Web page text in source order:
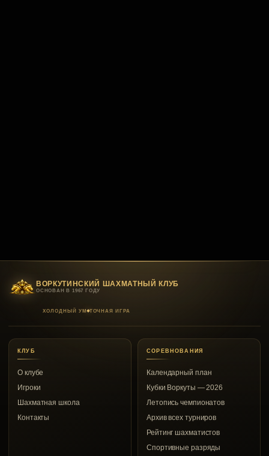
ВОРКУТИНСКИЙ ШАХМАТНЫЙ КЛУБ
ОСНОВАН В 1967 ГОДУ
ХОЛОДНЫЙ УМ ТОЧНАЯ ИГРА
КЛУБ
О клубе
Игроки
Шахматная школа
Контакты
СОРЕВНОВАНИЯ
Календарный план
Кубки Воркуты — 2026
Летопись чемпионатов
Архив всех турниров
Рейтинг шахматистов
Спортивные разряды